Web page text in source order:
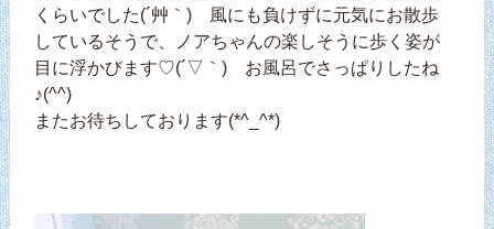
くらいでした(´艸｀) 風にも負けずに元気にお散歩
しているそうで、ノアちゃんの楽しそうに歩く姿が
目に浮かびます♡(´▽｀) お風呂でさっぱりしたね
♪(^^)
またお待ちしております(*^_^*)